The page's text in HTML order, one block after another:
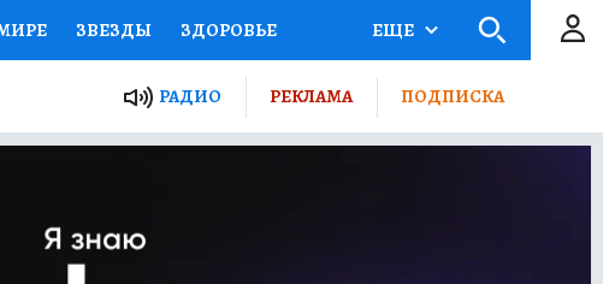
ЗВЕЗДЫ ЗДОРОВЬЕ
ПРОЕКТЫ РОССИИ
СЕКРЕТЫ ПУТЕВОДИТЕЛЬ
ГИД ПОТРЕБИТЕЛЯ
ЕЩЕ
РАДИО РЕКЛАМА ПОДПИСКА